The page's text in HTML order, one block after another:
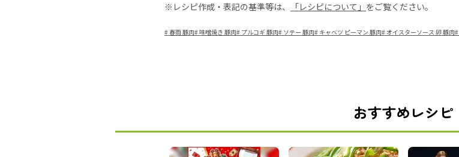
※レシピ作成・表記の基準等は、
「レシピについて」 をご覧ください。
# 春雨 豚肉#味噌焼き 豚肉# プルコギ 豚肉# ソテー 豚肉# キャベツ ピーマン 豚肉#オイスターソース 卵 豚肉#
おすすめレシピ